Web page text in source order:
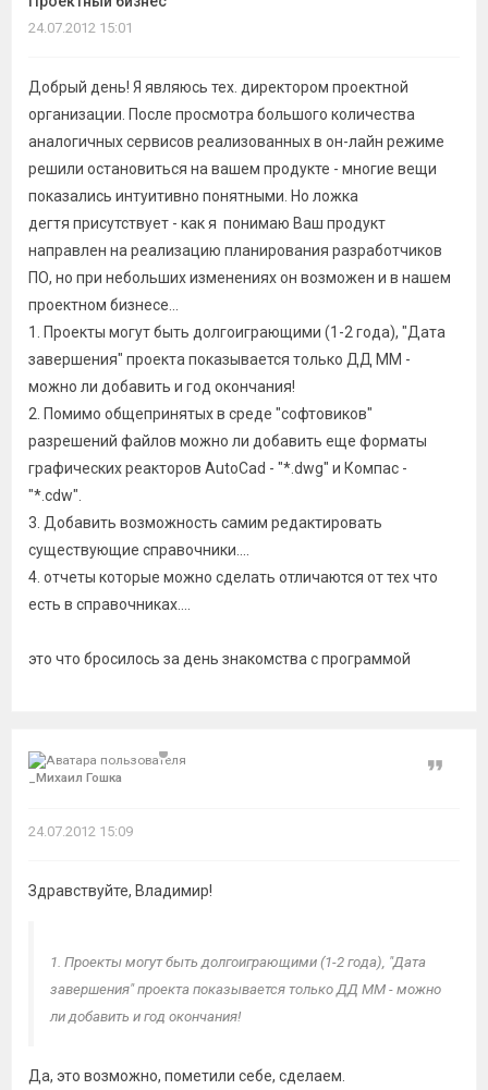
темы
24.07.2012 15:01
Добрый день! Я являюсь тех. директором проектной
организации. После просмотра большого количества
аналогичных сервисов реализованных в он-лайн режиме
решили остановиться на вашем продукте - многие вещи
показались интуитивно понятными. Но ложка
дегтя присутствует - как я понимаю Ваш продукт
направлен на реализацию планирования разработчиков
ПО, но при небольших изменениях он возможен и в нашем
проектном бизнесе...
1. Проекты могут быть долгоиграющими (1-2 года), "Дата
завершения" проекта показывается только ДД ММ -
можно ли добавить и год окончания!
2. Помимо общепринятых в среде "софтовиков"
разрешений файлов можно ли добавить еще форматы
графических реакторов AutoCad - "*.dwg" и Компас -
"*.cdw".
3. Добавить возможность самим редактировать
существующие справочники....
4. отчеты которые можно сделать отличаются от тех что
есть в справочниках....
это что бросилось за день знакомства с программой
_Миxаил Гошкa
Цитата
24.07.2012 15:09
Здравствуйте, Владимир!
1. Проекты могут быть долгоиграющими (1-2 года), "Дата
завершения" проекта показывается только ДД ММ - можно
ли добавить и год окончания!
Да, это возможно, пометили себе, сделаем.